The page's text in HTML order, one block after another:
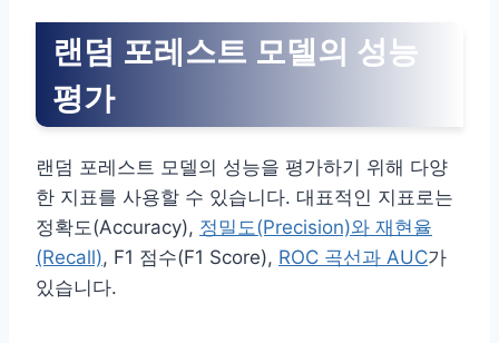
랜덤 포레스트 모델의 성능
평가
랜덤 포레스트 모델의 성능을 평가하기 위해 다양
한 지표를 사용할 수 있습니다. 대표적인 지표로는
정확도(Accuracy), 정밀도(Precision)와 재현율
(Recall), F1 점수(F1 Score), ROC 곡선과 AUC가
있습니다.